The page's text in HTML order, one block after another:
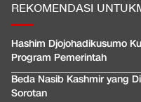
REKOMENDASI
Hashim Djojohadikusumo
Program Pemerintah
Beda Nasib Kashmir yang
Sorotan